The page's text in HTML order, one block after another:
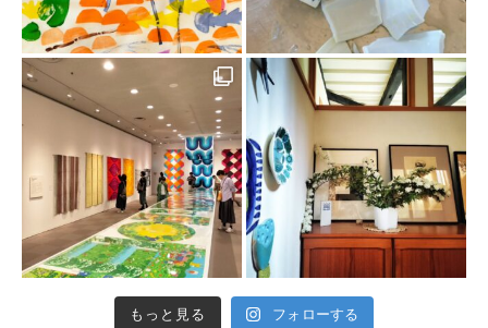
もっと見る フォローする